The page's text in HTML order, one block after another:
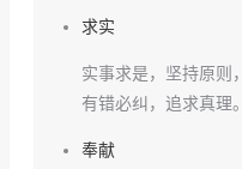
求实
实事求是，坚持原则，
有错必纠，追求真理。
奉献